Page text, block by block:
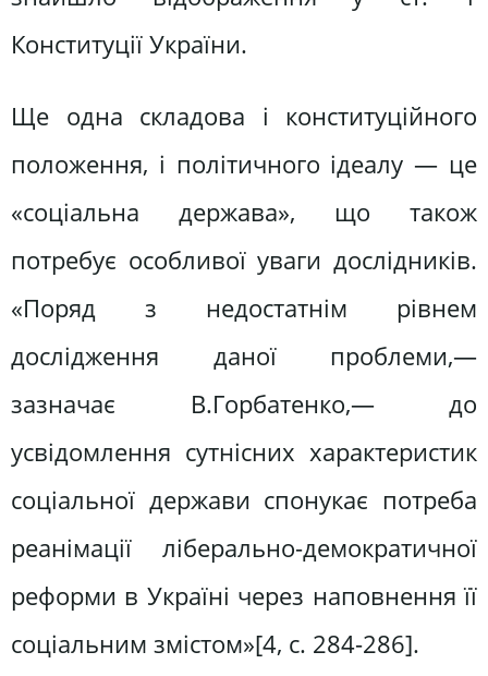
Конституції України.
Ще одна складова і конституційного
положення, і політичного ідеалу — це
«соціальна держава», що також
потребує особливої уваги дослідників.
«Поряд з недостатнім рівнем
дослідження даної проблеми,—
зазначає В.Горбатенко,— до
усвідомлення сутнісних характеристик
соціальної держави спонукає потреба
реанімації ліберально-демократичної
реформи в Україні через наповнення її
соціальним змістом»[4, c. 284-286].